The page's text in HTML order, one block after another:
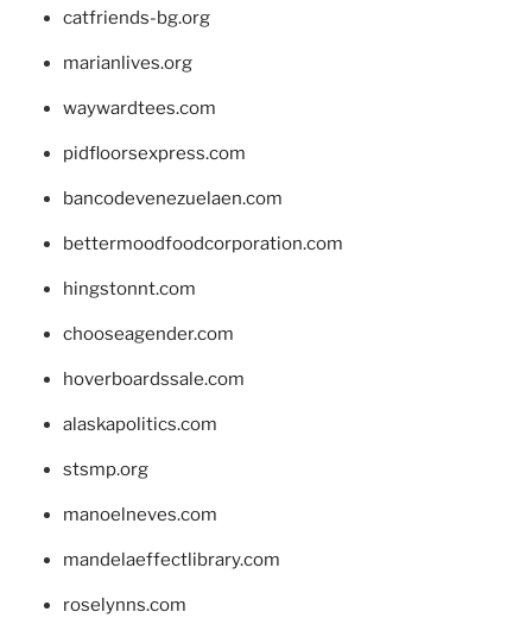
catfriends-bg.org
marianlives.org
waywardtees.com
pidfloorsexpress.com
bancodevenezuelaen.com
bettermoodfoodcorporation.com
hingstonnt.com
chooseagender.com
hoverboardssale.com
alaskapolitics.com
stsmp.org
manoelneves.com
mandelaeffectlibrary.com
roselynns.com